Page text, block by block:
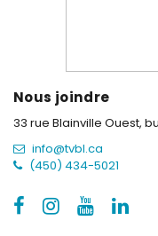
Nous joindre
33 rue Blainville Ouest,
info@tvbl.ca
(450) 434-5021